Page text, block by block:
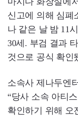
신고에 의해 심폐
나 같은 날 밤 11
30세. 부검 결과
것으로 공식 확인
소속사 제나두엔
“당사 소속 아티
확인하기 위해 오